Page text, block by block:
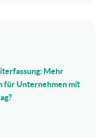
Mehr
für Unternehmen mit